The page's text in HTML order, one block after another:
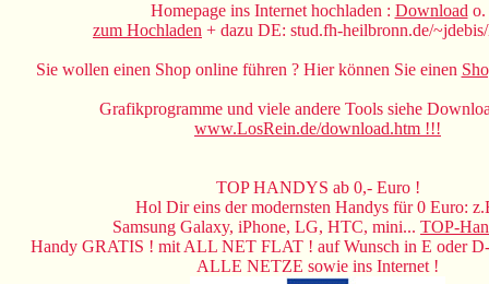
Homepage ins Internet hochladen : Download o.
zum Hochladen + dazu DE: stud.fh-heilbronn.de/
Sie wollen einen Shop online führen ? Hier können Sie einen
Grafikprogramme und viele andere Tools siehe
www.LosRein.de/download.htm !!!
TOP HANDYS ab 0,- Euro !
Hol Dir eins der modernsten Handys für 0 Euro:
Samsung Galaxy, iPhone, LG, HTC, mini... TOP-
Handy GRATIS ! mit ALL NET FLAT ! auf Wunsch in E oder
ALLE NETZE sowie ins Internet !